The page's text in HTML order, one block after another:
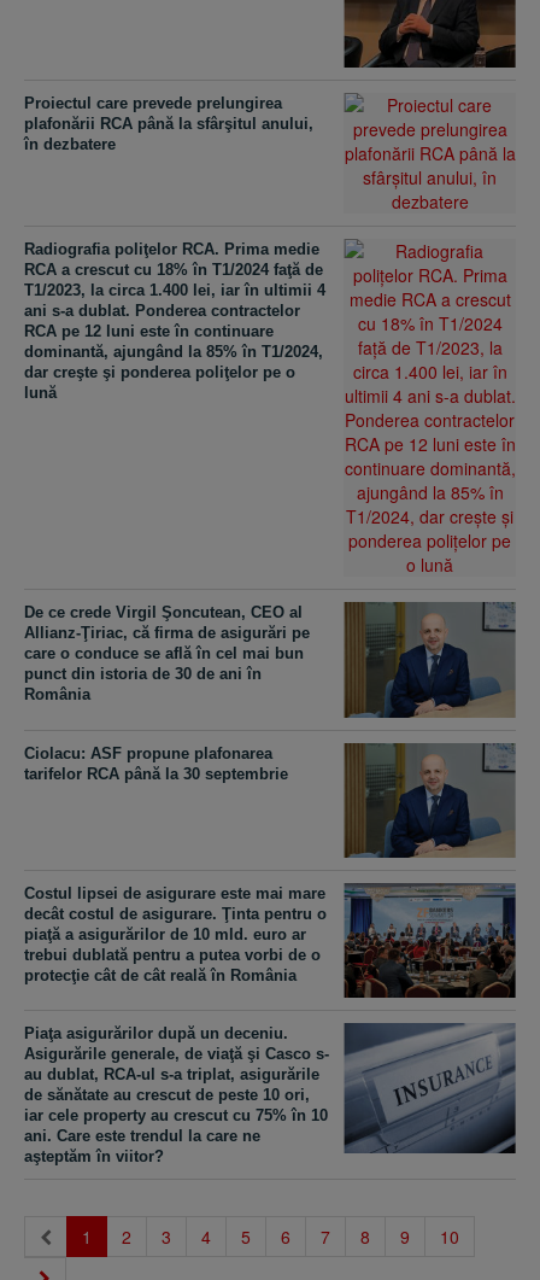
Proiectul care prevede prelungirea
plafonării RCA până la sfârşitul anului,
în dezbatere
Radiografia poliţelor RCA. Prima medie
RCA a crescut cu 18% în T1/2024 faţă de
T1/2023, la circa 1.400 lei, iar în ultimii 4
ani s-a dublat. Ponderea contractelor
RCA pe 12 luni este în continuare
dominantă, ajungând la 85% în T1/2024,
dar creşte şi ponderea poliţelor pe o
lună
De ce crede Virgil Şoncutean, CEO al
Allianz-Ţiriac, că firma de asigurări pe
care o conduce se află în cel mai bun
punct din istoria de 30 de ani în
România
Ciolacu: ASF propune plafonarea
tarifelor RCA până la 30 septembrie
Costul lipsei de asigurare este mai mare
decât costul de asigurare. Ţinta pentru o
piaţă a asigurărilor de 10 mld. euro ar
trebui dublată pentru a putea vorbi de o
protecţie cât de cât reală în România
Piaţa asigurărilor după un deceniu.
Asigurările generale, de viaţă şi Casco s-
au dublat, RCA-ul s-a triplat, asigurările
de sănătate au crescut de peste 10 ori,
iar cele property au crescut cu 75% în 10
ani. Care este trendul la care ne
aşteptăm în viitor?
1 (current)
2 3 4 5 6 7 8 9 10